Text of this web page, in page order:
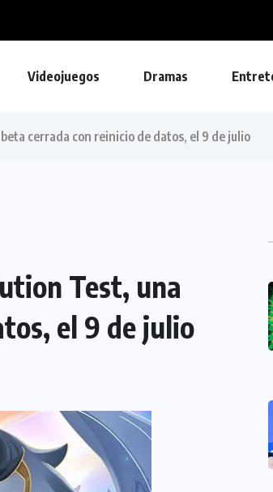
Videojuegos Dramas
cerrada con reinicio de datos, el 9 de julio
Test, una
el 9 de julio